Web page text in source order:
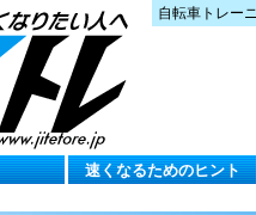
自転車トレー
速くなるためのヒント